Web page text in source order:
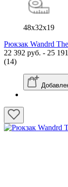
48x32x19
Рюкзак Wandrd
22 392 руб. - 25
(14)